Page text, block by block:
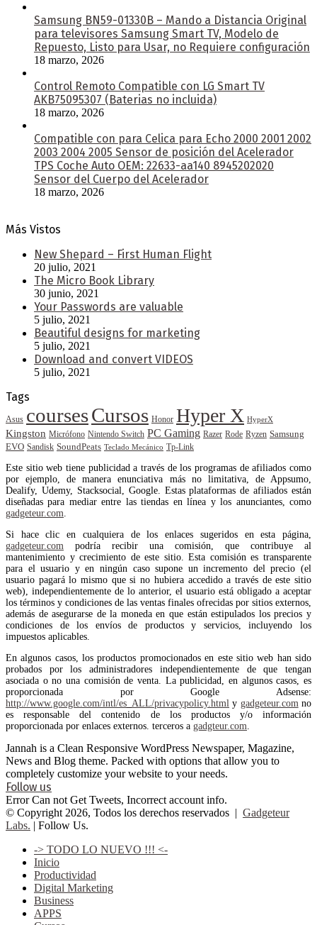
Samsung BN59-01330B – Mando a Distancia Original
para televisores Samsung Smart TV, Modelo de
Repuesto, Listo para Usar, no Requiere configuración
18 marzo, 2026
Control Remoto Compatible con LG Smart TV
AKB75095307 (Baterias no incluida)
18 marzo, 2026
Compatible con para Celica para Echo 2000 2001 2002
2003 2004 2005 Sensor de posición del Acelerador
TPS Coche Auto OEM: 22633-aa140 8945202020
Sensor del Cuerpo del Acelerador
18 marzo, 2026
Más Vistos
New Shepard – First Human Flight
20 julio, 2021
The Micro Book Library
30 junio, 2021
Your Passwords are valuable
5 julio, 2021
Beautiful designs for marketing
5 julio, 2021
Download and convert VIDEOS
5 julio, 2021
Tags
Asus coursesCursos Honor Hyper X HyperX
Kingston Micrófono Nintendo Switch PC Gaming Razer Rode Ryzen Samsung
EVO Sandisk SoundPeats Teclado Mecánico Tp-Link
Este sitio web tiene publicidad a través de los programas de afiliados como
por ejemplo, de manera enunciativa más no limitativa, de Appsumo,
Dealify, Udemy, Stacksocial, Google. Estas plataformas de afiliados están
diseñadas para mediar entre las tiendas en línea y los anunciantes, como
gadgeteur.com.
Si hace clic en cualquiera de los enlaces sugeridos en esta página,
gadgeteur.com podría recibir una comisión, que contribuye al
mantenimiento y crecimiento de este sitio. Esta comisión es transparente
para el usuario y en ningún caso supone un incremento del precio (el
usuario pagará lo mismo que si no hubiera accedido a través de este sitio
web), independientemente de lo anterior, el usuario está obligado a aceptar
los términos y condiciones de las ventas finales ofrecidas por sitios externos,
además de asegurarse de la moneda en que están estipulados los precios y
condiciones de los envíos de productos y servicios, incluyendo los
impuestos aplicables.
En algunos casos, los productos promocionados en este sitio web han sido
probados por los administradores independientemente de que tengan
asociada o no una comisión de venta. La publicidad, en algunos casos, es
proporcionada por Google Adsense:
http://www.google.com/intl/es_ALL/privacypolicy.html y gadgeteur.comno
es responsable del contenido de los productos y/o información
proporcionada por enlaces externos. terceros a gadgteur.com.
Jannah is a Clean Responsive WordPress Newspaper, Magazine,
News and Blog theme. Packed with options that allow you to
completely customize your website to your needs.
Follow us
Error Can not Get Tweets, Incorrect account info.
© Copyright 2026, Todos los derechos reservados | Gadgeteur
Labs. | Follow Us.
-> TODO LO NUEVO !!! <-
Inicio
Productividad
Digital Marketing
Business
APPS